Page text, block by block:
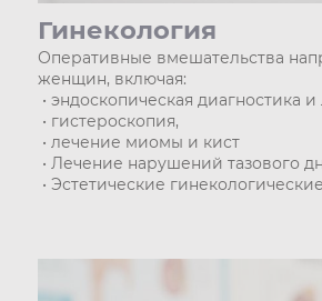
Гинекология
Оперативные вмешательства
женщин, включая:
• эндоскопическая диагностика
• гистероскопия,
• лечение миомы и кист
• Лечение нарушений тазового
• Эстетические